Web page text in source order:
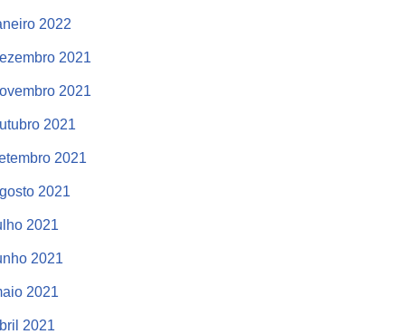
2022
2021
2021
2021
2021
2021
2021
2021
2021
2021